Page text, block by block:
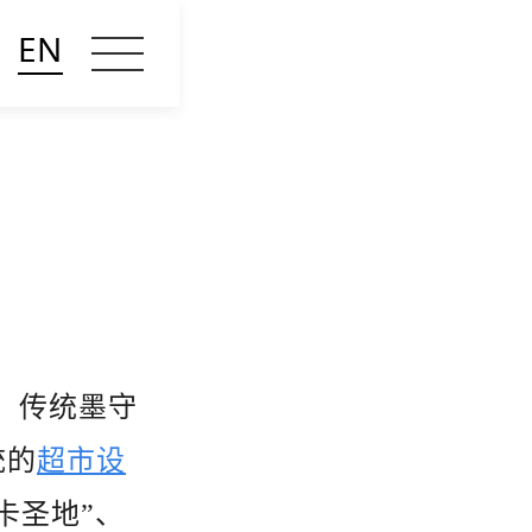
EN
传统墨守
超市设
地”、